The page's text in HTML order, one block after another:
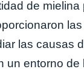
de
las causas
un entorno de